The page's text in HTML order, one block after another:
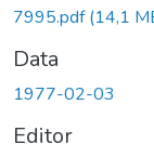
7995.pdf(14,1
Data
1977-02-03
Editor